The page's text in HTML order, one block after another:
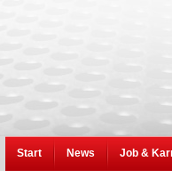
Start News Job &